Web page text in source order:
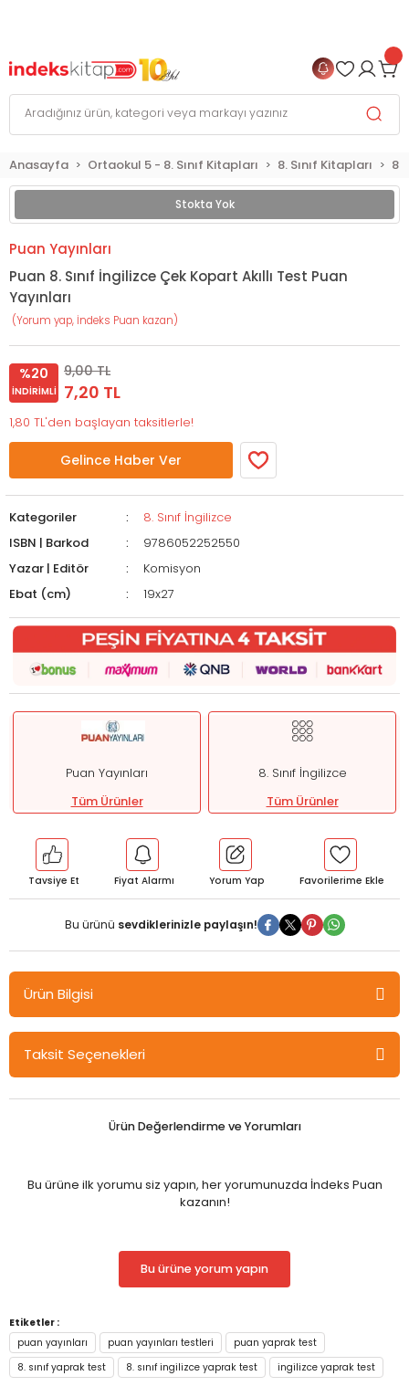
Anasayfa Ortaokul 5 - 8. Sınıf Kitapları 8. Sınıf Kitapları 8.
Stokta Yok
Puan Yayınları
Puan 8. Sınıf İngilizce Çek Kopart Akıllı Test Puan
Yayınları
(Yorum yap, İndeks Puan kazan)
%20
İNDIRIMLI
9,00 TL
7,20 TL
1,80 TL'den başlayan taksitlerle!
Gelince Haber Ver
Kategoriler
8. Sınıf İngilizce
ISBN | Barkod
9786052252550
Yazar | Editör
Komisyon
Ebat (cm)
19x27
Puan Yayınları
Tüm Ürünler
8. Sınıf İngilizce
Tüm Ürünler
Tavsiye Et Fiyat Alarmı Yorum Yap
Bu ürünü sevdiklerinizle paylaşın!
Ürün Bilgisi
Puan 8. Sınıf İngilizce Çek Kopart Akıllı Test Puan Yayınları
Mobil Optik İle Anında Değerlendirme
Taksit Seçenekleri
Ürün Değerlendirme ve Yorumları
Bu ürüne ilk yorumu siz yapın, her yorumunuzda İndeks Puan
kazanın!
Bu ürüne yorum yapın
Etiketler :
puan yayınları
puan yayınları testleri
puan yaprak test
8. sınıf yaprak test
8. sınıf ingilizce yaprak test ingilizce yaprak test